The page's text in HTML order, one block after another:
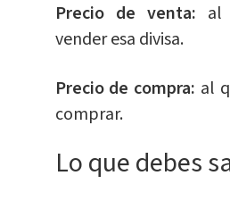
Precio de venta: al
vender esa divisa.
Precio de compra: al
comprar.
Lo que debes